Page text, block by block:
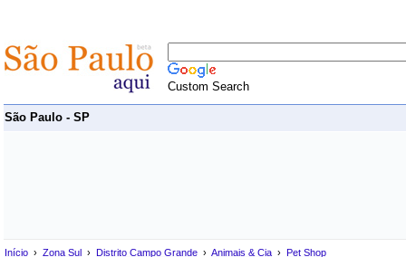
Custom Search
São Paulo - SP
Início › Zona Sul › Distrito Campo Grande › Animais & Cia › Pet Shop